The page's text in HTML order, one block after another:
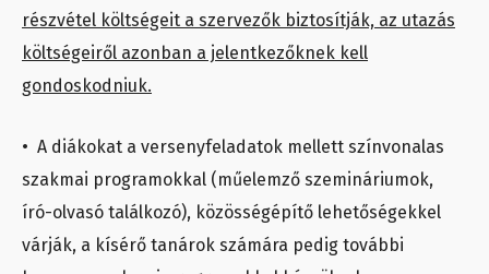
részvétel költségeit a szervezők biztosítják, az utazás
költségeiről azonban a jelentkezőknek kell
gondoskodniuk.
• A diákokat a versenyfeladatok mellett színvonalas
szakmai programokkal (műelemző szemináriumok,
író-olvasó találkozó), közösségépítő lehetőségekkel
várják, a kísérő tanárok számára pedig további